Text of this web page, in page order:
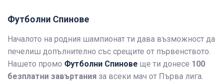
Футболни Спинове
Началото на родния шампионат ти дава възможност да
печелиш допълнително със срещите от първенството.
Нашето промо Футболни Спинове ще ти донесе 100
безплатни завъртания за всеки мач от Първа лига.